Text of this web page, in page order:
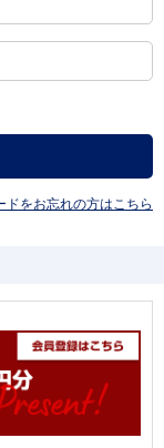
ドをお忘れの方はこちら